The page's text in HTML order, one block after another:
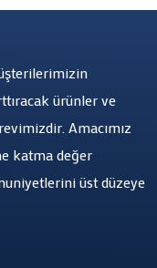
ürünler ve
Amacımız
katma değer
üst düzeye